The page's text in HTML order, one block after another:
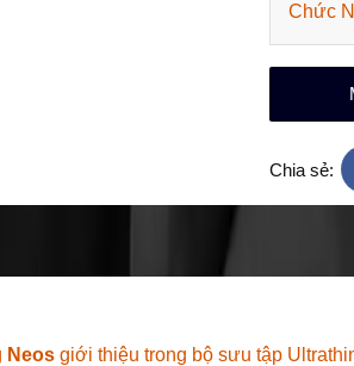
Chức
Chia sẻ:
Neos giới thiệu trong bộ sưu tập